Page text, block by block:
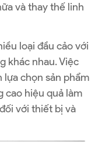
và thay thế linh
loại đầu cảo với
khác nhau. Việc
lựa chọn sản phẩm
cao hiệu quả làm
với thiết bị và